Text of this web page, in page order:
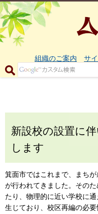
組織のご案内 サ
新設校の設置に
します
箕面市ではこれまで、まち
が行われてきました。その
たり、物理的に近い学校に
生じており、校区再編の必要